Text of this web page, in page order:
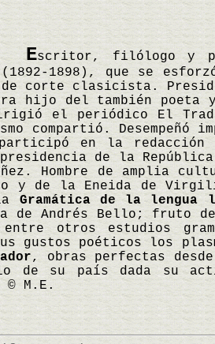
Escritor, filólogo y
(1892-1898), que se
de corte clasicista.
hijo del también poeta
el periódico El
compartió. Desempeñó
en la redacción
de la
Hombre de amplia
y de la Eneida de
Gramática de la lengua
de Andrés Bello; fruto
entre otros estudios
gustos poéticos los
, obras perfectas
de su país dada su
M.E.